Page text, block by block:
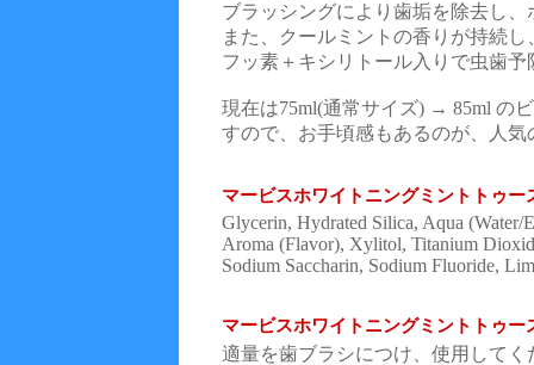
ブラッシングにより歯垢を除去し
また、クールミントの香りが持続
フッ素＋キシリトール入りで虫歯
現在は75ml(通常サイズ) → 85ml の
すので、お手頃感もあるのが、人
マービスホワイトニングミントトゥー
Glycerin, Hydrated Silica, Aqua (Water/
Aroma (Flavor), Xylitol, Titanium
Sodium Saccharin, Sodium Fluoride,
マービスホワイトニングミントトゥー
適量を歯ブラシにつけ、使用してく